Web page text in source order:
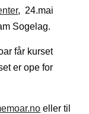
,  24.mai
Sogelag.
får kurset
er ope for